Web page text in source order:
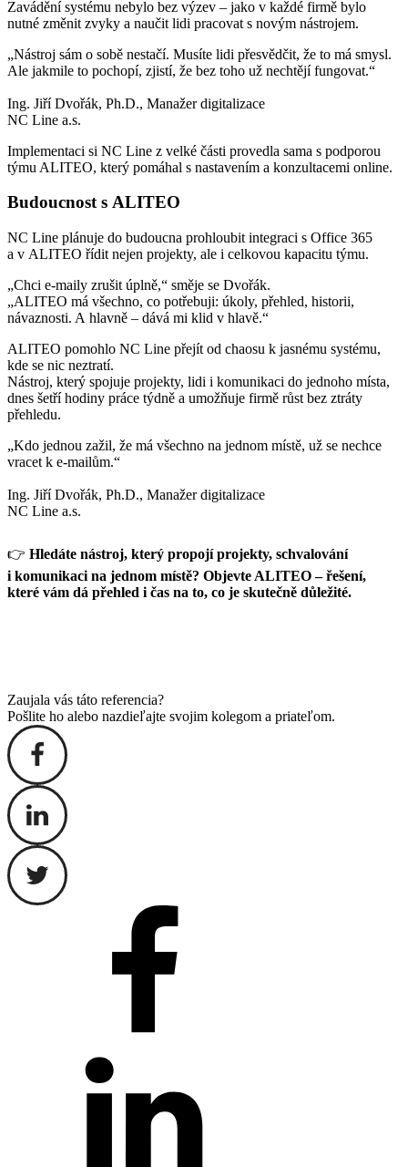
Zavádění systému nebylo bez výzev – jako v každé firmě bylo
nutné změnit zvyky a naučit lidi pracovat s novým nástrojem.
„Nástroj sám o sobě nestačí. Musíte lidi přesvědčit, že to má smysl.
Ale jakmile to pochopí, zjistí, že bez toho už nechtějí fungovat.“
Ing. Jiří Dvořák, Ph.D., Manažer digitalizace
NC Line a.s.
Implementaci si NC Line z velké části provedla sama s podporou
týmu ALITEO, který pomáhal s nastavením a konzultacemi online.
Budoucnost s ALITEO
NC Line plánuje do budoucna prohloubit integraci s Office 365
a v ALITEO řídit nejen projekty, ale i celkovou kapacitu týmu.
„Chci e-maily zrušit úplně,“ směje se Dvořák.
„ALITEO má všechno, co potřebuji: úkoly, přehled, historii,
návaznosti. A hlavně – dává mi klid v hlavě.“
ALITEO pomohlo NC Line přejít od chaosu k jasnému systému,
kde se nic neztratí.
Nástroj, který spojuje projekty, lidi i komunikaci do jednoho místa,
dnes šetří hodiny práce týdně a umožňuje firmě růst bez ztráty
přehledu.
„Kdo jednou zažil, že má všechno na jednom místě, už se nechce
vracet k e-mailům.“
Ing. Jiří Dvořák, Ph.D., Manažer digitalizace
NC Line a.s.
👉 Hledáte nástroj, který propojí projekty, schvalování
i komunikaci na jednom místě? Objevte ALITEO – řešení,
které vám dá přehled i čas na to, co je skutečně důležité.
Zaujala vás táto referencia?
Pošlite ho alebo nazdieľajte svojim kolegom a priateľom.